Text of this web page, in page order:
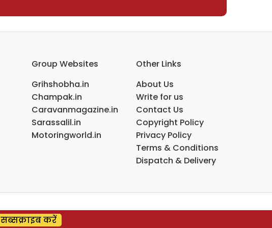
Group Websites
Grihshobha.in
Champak.in
Caravanmagazine.in
Sarassalil.in
Motoringworld.in
Other Links
About Us
Write for us
Contact Us
Copyright Policy
Privacy Policy
Terms & Conditions
Dispatch & Delivery
सब्सक्राइब करें